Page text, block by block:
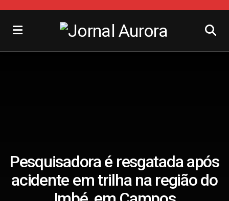
Pesquisadora é resgatada após
acidente em trilha na região do